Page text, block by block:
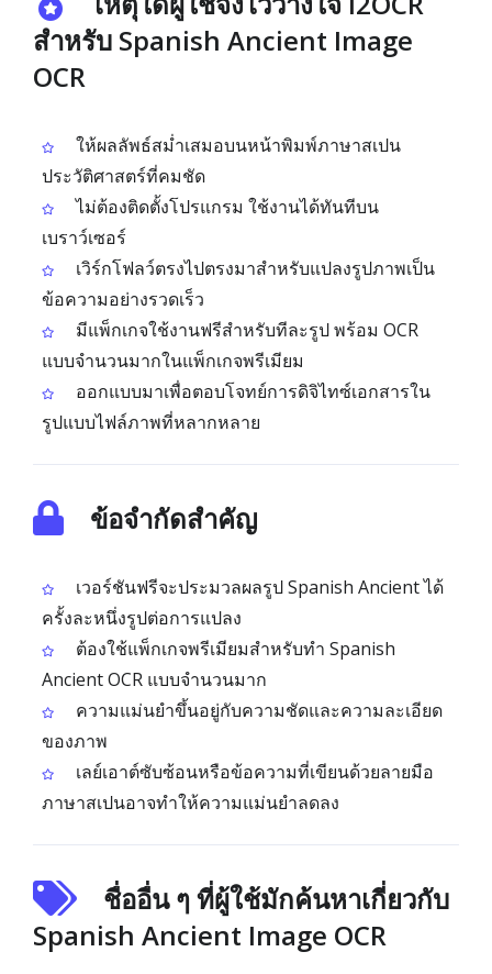
สำหรับ Spanish Ancient Image
OCR
ให้ผลลัพธ์สม่ำเสมอบนหน้าพิมพ์ภาษาสเปน
ประวัติศาสตร์ที่คมชัด
ไม่ต้องติดตั้งโปรแกรม ใช้งานได้ทันทีบน
เบราว์เซอร์
เวิร์กโฟลว์ตรงไปตรงมาสำหรับแปลงรูปภาพเป็น
ข้อความอย่างรวดเร็ว
มีแพ็กเกจใช้งานฟรีสำหรับทีละรูป พร้อม OCR
แบบจำนวนมากในแพ็กเกจพรีเมียม
ออกแบบมาเพื่อตอบโจทย์การดิจิไทซ์เอกสารใน
รูปแบบไฟล์ภาพที่หลากหลาย
ข้อจำกัดสำคัญ
เวอร์ชันฟรีจะประมวลผลรูป Spanish Ancient ได้
ครั้งละหนึ่งรูปต่อการแปลง
ต้องใช้แพ็กเกจพรีเมียมสำหรับทำ Spanish
Ancient OCR แบบจำนวนมาก
ความแม่นยำขึ้นอยู่กับความชัดและความละเอียด
ของภาพ
เลย์เอาต์ซับซ้อนหรือข้อความที่เขียนด้วยลายมือ
ภาษาสเปนอาจทำให้ความแม่นยำลดลง
ชื่ออื่น ๆ ที่ผู้ใช้มักค้นหาเกี่ยวกับ
Spanish Ancient Image OCR